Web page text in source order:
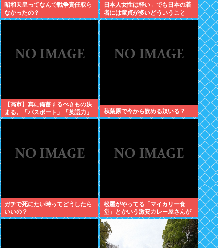
昭和天皇ってなんで戦争責任取ら
なかったの？
日本人女性は軽い←でも日本の若
者には童貞が多いどういうこと
や？
【高市】真に備蓄するべきもの決
まる。「パスポート」「英語力」
「海外からアクセスして日本円を
秋葉原で今から飲める奴いる？
ガチで死にたい時ってどうしたら
いいの？
松屋がやってる「マイカリー食
堂」とかいう激安カレー屋さんが
こちらwww